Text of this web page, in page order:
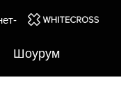
Шоурум